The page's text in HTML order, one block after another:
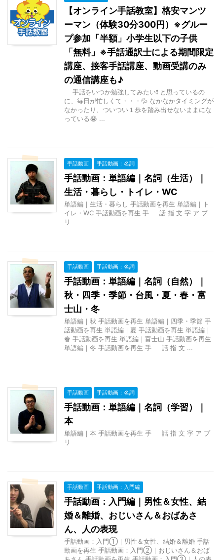
【オンライン手話教室】格安マンツ
ーマン（体験30分300円）※グルー
プ参加「半額」小学生以下の子供
「無料」※手話通訳士による期間限定
講座、接客手話講座、動画受講のみ
の通信講座も♪
手話をいつか勉強してみたい❗ と思っているの
に、毎日が忙しくて・・・💦 なかなかタイミングが
なかったり、ついつい１歩を踏み出せないままにな
っている😭 ...
手話動画 手話動画：名詞
手話動画：単語編｜名詞（生活）｜
生活・暮らし・トイレ・WC
単語編｜生活・暮らし 手話動画を再生 単語編｜ト
イレ・WC 手話動画を再生 手 話 指 文 字 ア プ
リ
手話動画 手話動画：名詞
手話動画：単語編｜名詞（自然）｜
秋・四季・季節・台風・夏・春・富
士山・冬
単語編｜秋 手話動画を再生 単語編｜四季・季節 手
話動画を再生 単語編｜夏 手話動画を再生 単語編｜
春 手話動画を再生 単語編｜富士山 手話動画を再生
単語編｜冬 手話動画を再生 手 話 指 文 ...
手話動画 手話動画：名詞
手話動画：単語編｜名詞（学習）｜
本
単語編｜本 手話動画を再生 手 話 指 文 字 ア プ
リ
手話動画 手話動画：入門編
手話動画：入門編｜男性＆女性、結
婚＆離婚、おじいさん＆おばあさ
ん、人の表現
手話動画：入門①｜男性＆女性、結婚＆離婚 手話
動画を再生 手話動画：入門②｜おじいさん＆おば